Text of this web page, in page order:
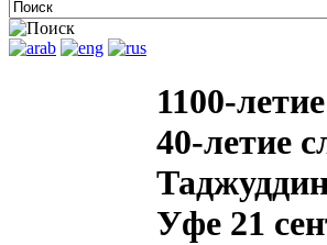
1100-
40-летие
Уфе 21